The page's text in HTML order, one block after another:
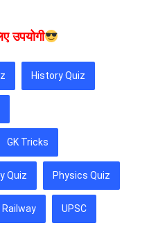
उपयोगी
History Quiz
GK Tricks
Quiz Physics Quiz
Railway UPSC